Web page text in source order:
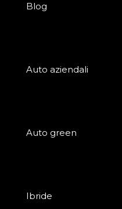
Blog
Auto aziendali
Auto green
Ibride